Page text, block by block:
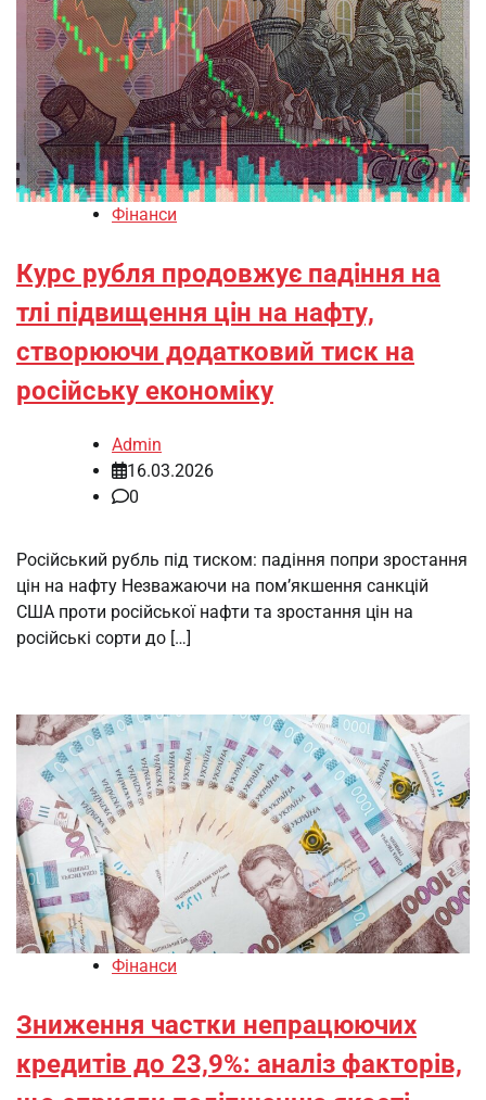
Фінанси
Курс рубля продовжує падіння на
тлі підвищення цін на нафту,
створюючи додатковий тиск на
російську економіку
Admin
16.03.2026
0
Російський рубль під тиском: падіння попри зростання
цін на нафту Незважаючи на пом’якшення санкцій
США проти російської нафти та зростання цін на
російські сорти до […]
Фінанси
Зниження частки непрацюючих
кредитів до 23,9%: аналіз факторів,